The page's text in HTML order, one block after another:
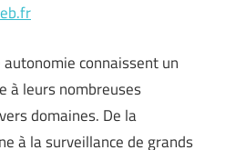
connaissent un
à leurs nombreuses
domaines. De la
à la surveillance de grands